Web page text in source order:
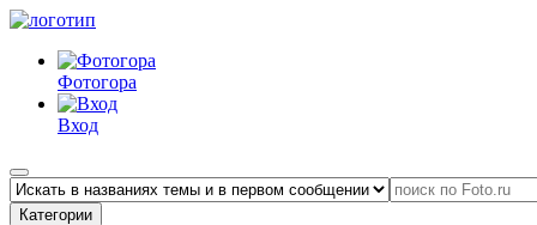
Фотогора
Вход
Категории